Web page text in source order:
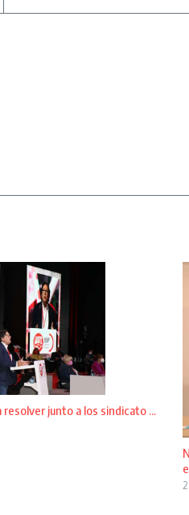
junto a los sindicato ...